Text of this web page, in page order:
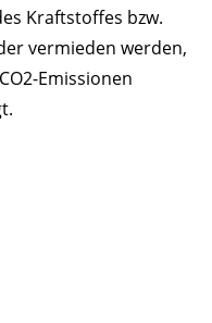
Kraftstoffes bzw.
vermieden werden,
Emissionen